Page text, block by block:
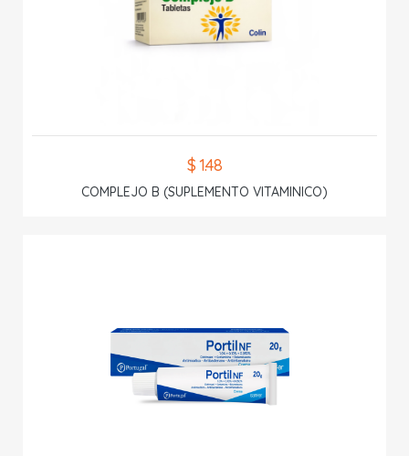
$ 1.48
COMPLEJO B (SUPLEMENTO VITAMINICO)